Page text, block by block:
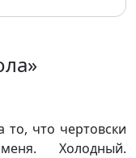
что чертовски
Холодный.